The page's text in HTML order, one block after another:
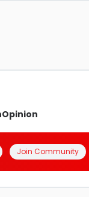
Opinion
Join Community